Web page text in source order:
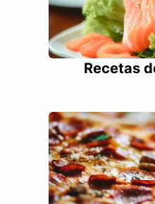
Recetas